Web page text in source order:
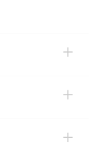
+
+
+